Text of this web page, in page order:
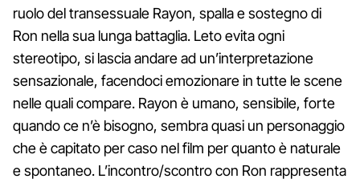
ruolo del transessuale Rayon, spalla e sostegno di
Ron nella sua lunga battaglia. Leto evita ogni
stereotipo, si lascia andare ad un’interpretazione
sensazionale, facendoci emozionare in tutte le scene
nelle quali compare. Rayon è umano, sensibile, forte
quando ce n’è bisogno, sembra quasi un personaggio
che è capitato per caso nel film per quanto è naturale
e spontaneo. L’incontro/scontro con Ron rappresenta